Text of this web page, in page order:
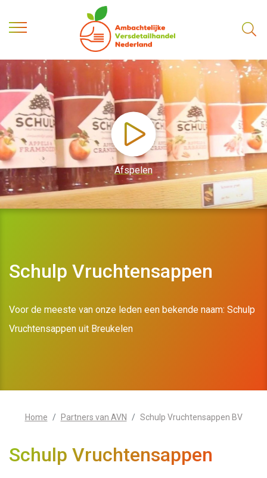
Afspelen
Schulp Vruchtensappen
Voor de meeste van onze leden een bekende naam: Schulp
Vruchtensappen uit Breukelen
Home Partners van AVN Schulp Vruchtensappen BV
Schulp Vruchtensappen